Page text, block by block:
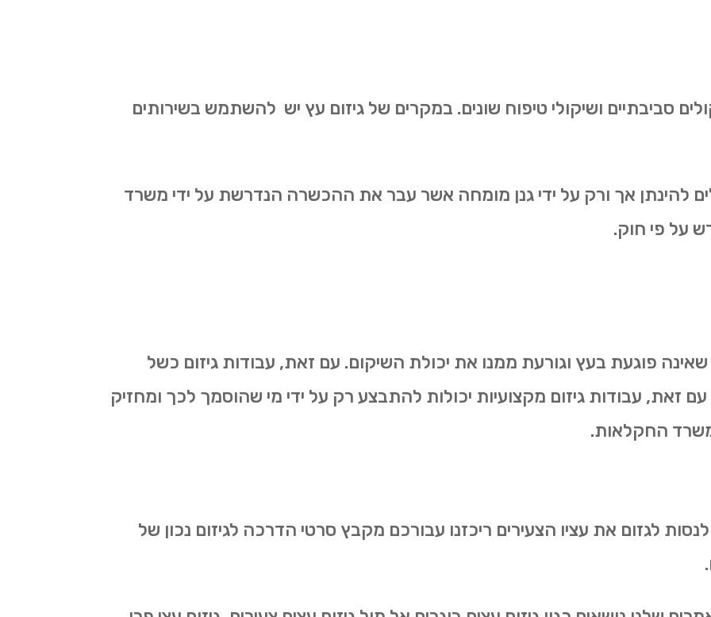
סביבתיים ושיקולי טיפוח שונים. במקרים של גיזום עץ יש להשתמש בשירותים
להינתן אך ורק על ידי גנן מומחה אשר עבר את ההכשרה הנדרשת על ידי משרד
על פי חוק.
פוגעת בעץ וגורעת ממנו את יכולת השיקום. עם זאת, עבודות גיזום כשל
עם זאת, עבודות גיזום מקצועיות יכולות להתבצע רק על ידי מי שהוסמך לכך ומחזיק
החקלאות.
לגזום את עציו הצעירים ריכזנו עבורכם מקבץ סרטי הדרכה לגיזום נכון של